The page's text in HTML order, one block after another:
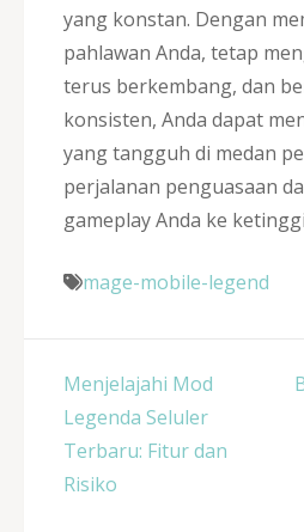
yang konstan. Dengan
pahlawan Anda, tetap
terus berkembang, dan
konsisten, Anda dapat
yang tangguh di medan
perjalanan penguasaan
gameplay Anda ke
mage-mobile-legend
Post
navigation
Menjelajahi Mod
Legenda Seluler
Terbaru: Fitur dan
Risiko